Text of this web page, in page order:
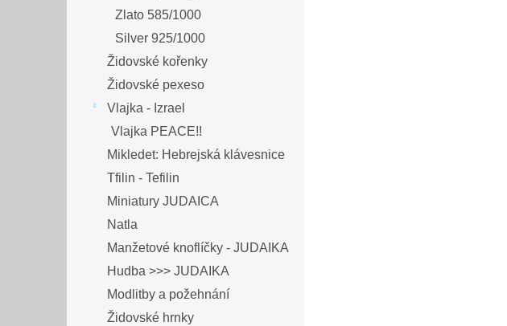
Zlato 585/1000
Silver 925/1000
Židovské kořenky
Židovské pexeso
Vlajka - Izrael
Vlajka PEACE!!
Mikledet: Hebrejská klávesnice
Tfilin - Tefilin
Miniatury JUDAICA
Natla
Manžetové knoflíčky - JUDAIKA
Hudba >>> JUDAIKA
Modlitby a požehnání
Židovské hrnky